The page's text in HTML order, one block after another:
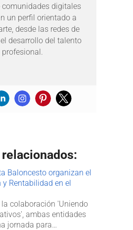
comunidades digitales
un perfil orientado a
desde las redes de
desarrollo del talento
profesional.
Baloncesto organizan el
y Rentabilidad en el
la colaboración 'Uniendo
ambas entidades
jornada para…